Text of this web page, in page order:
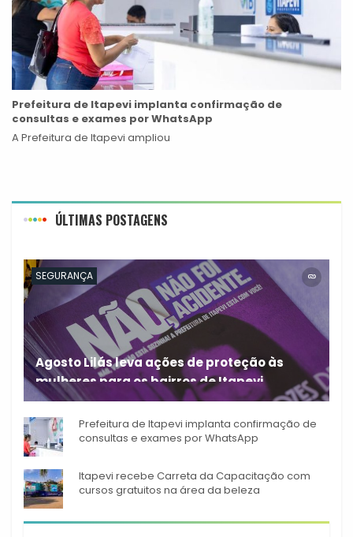
Prefeitura de Itapevi implanta confirmação de
consultas e exames por WhatsApp
A Prefeitura de Itapevi ampliou
ÚLTIMAS POSTAGENS
SEGURANÇA
Agosto Lilás leva ações de proteção às
mulheres para os bairros de Itapevi
Durante o mês de agosto,
Prefeitura de Itapevi implanta confirmação de
consultas e exames por WhatsApp
Itapevi recebe Carreta da Capacitação com
cursos gratuitos na área da beleza